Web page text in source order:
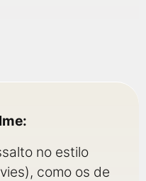
no estilo
como os de